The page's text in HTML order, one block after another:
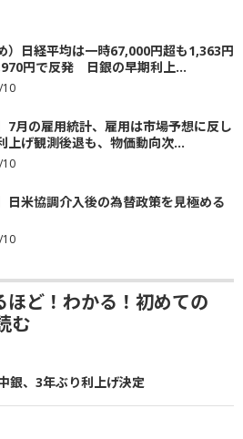
）日経平均は一時67,000円超も1,363円
円で反発 日銀の早期利上...
10
7月の雇用統計、雇用は市場予想に反し
上げ観測後退も、物価動向次...
10
日米協調介入後の為替政策を見極める
10
ほど！わかる！初めての
む
銀、3年ぶり利上げ決定